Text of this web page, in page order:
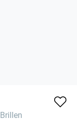
Brillen